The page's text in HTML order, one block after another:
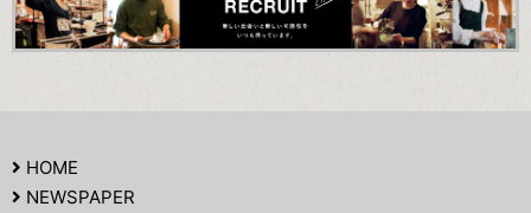
HOME
NEWSPAPER